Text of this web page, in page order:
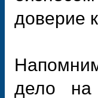
доверие
дело на